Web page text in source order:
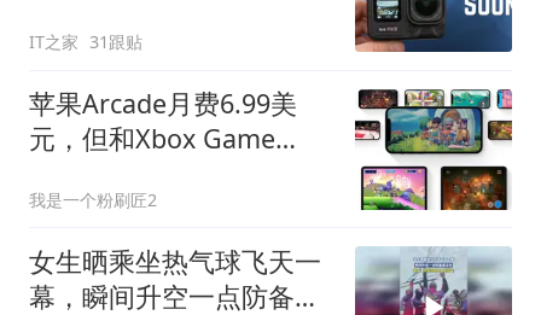
IT之家 31跟贴
苹果Arcade月费6.99美
元，但和Xbox Game
我是一个粉刷匠2
女生晒乘坐热气球飞天一
幕，瞬间升空一点防备都